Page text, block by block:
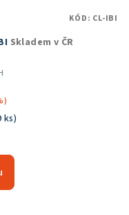
Skladem v ČR
ks)
KÓD: CL-IBI